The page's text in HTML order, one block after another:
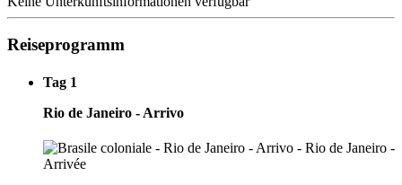
Reiseprogramm
Tag 1
Rio de Janeiro - Arrivo